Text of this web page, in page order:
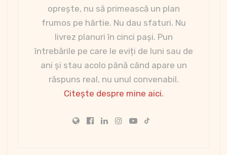
oprește, nu să primească un plan
frumos pe hârtie. Nu dau sfaturi. Nu
livrez planuri în cinci pași. Pun
întrebările pe care le eviți de luni sau de
ani și stau acolo până când apare un
răspuns real, nu unul convenabil.
Citește despre mine aici.